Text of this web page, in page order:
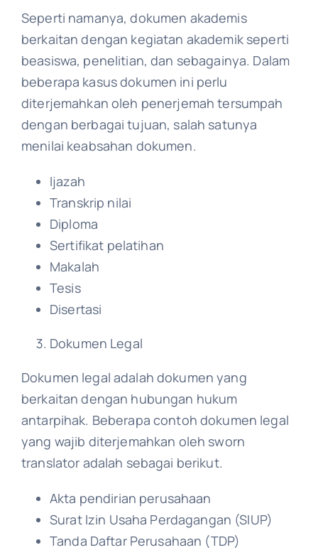
Seperti namanya, dokumen akademis
berkaitan dengan kegiatan akademik seperti
beasiswa, penelitian, dan sebagainya. Dalam
beberapa kasus dokumen ini perlu
diterjemahkan oleh penerjemah tersumpah
dengan berbagai tujuan, salah satunya
menilai keabsahan dokumen.
Ijazah
Transkrip nilai
Diploma
Sertifikat pelatihan
Makalah
Tesis
Disertasi
Dokumen Legal
Dokumen legal adalah dokumen yang
berkaitan dengan hubungan hukum
antarpihak. Beberapa contoh dokumen legal
yang wajib diterjemahkan oleh sworn
translator adalah sebagai berikut.
Akta pendirian perusahaan
Surat Izin Usaha Perdagangan (SIUP)
Tanda Daftar Perusahaan (TDP)